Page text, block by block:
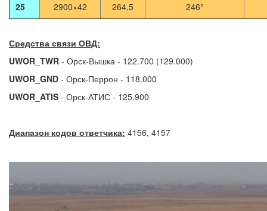
25 2900×42 264,5 246°
Средства связи ОВД:
UWOR_TWR - Орск-Вышка - 122.700 (129.000)
UWOR_GND - Орск-Перрон - 118.000
UWOR_ATIS - Орск-АТИС - 125.900
Диапазон кодов ответчика: 4156, 4157